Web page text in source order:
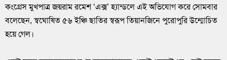
কংগ্রেস মুখপাত্র জয়রাম রমেশ ‘এক্স’ হ্যান্ডলে এই অভিযোগ করে সোমবার
বলেছেন, স্বঘোষিত ৫৬ ইঞ্চি ছাতির স্বরূপ তিয়ানজিনে পুরোপুরি উন্মোচিত
হয়ে গেল।